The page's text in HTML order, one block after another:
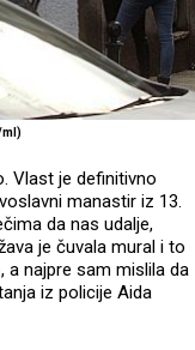
ml)
Vlast je definitivno
manastir iz 13.
da nas udalje,
je čuvala mural i to
a najpre sam mislila da
iz policije Aida